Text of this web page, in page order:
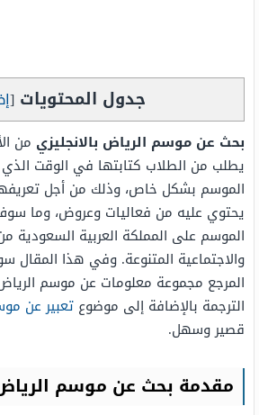
جدول المحتويات [
بحث عن موسم الرياض بالانجليزي من
يطلب من الطلاب كتابتها في الوقت
الموسم بشكل خاص، وذلك من أجل
يحتوي عليه من فعاليات وعروض، وما
الموسم على المملكة العربية السعودية من
والاجتماعية المتنوعة. وفي هذا
المرجع مجموعة معلومات عن موسم الرياض
الترجمة بالإضافة إلى موضوع تعبير عن
قصير وسهل.
مقدمة بحث عن موسم الرياض